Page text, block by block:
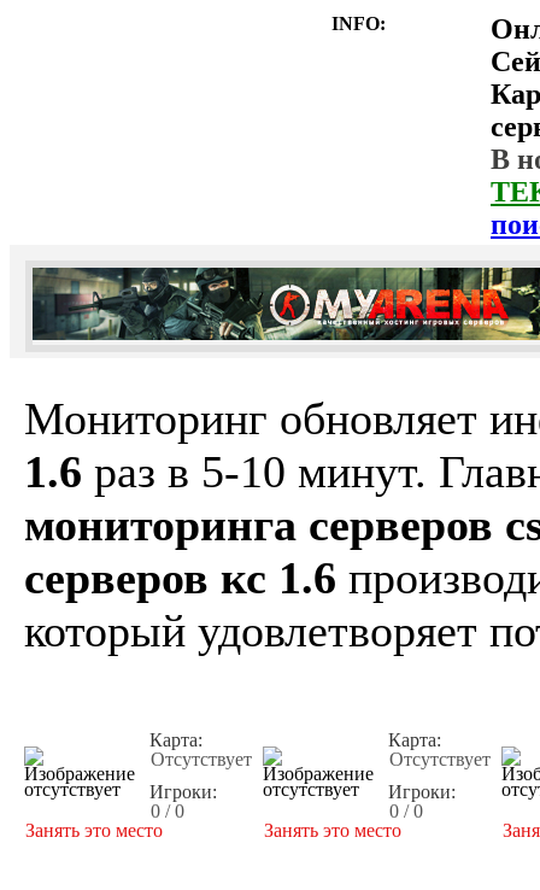
INFO:
В
Мониторинг обновляет
1.6 раз в 5-10 минут.
мониторинга серверов
серверов кс 1.6
который удовлетворяет
Карта:
Отсутствует
Игроки:
0 / 0
Занять это место
Карта:
Отсутствует
Игроки:
0 / 0
Занять это место